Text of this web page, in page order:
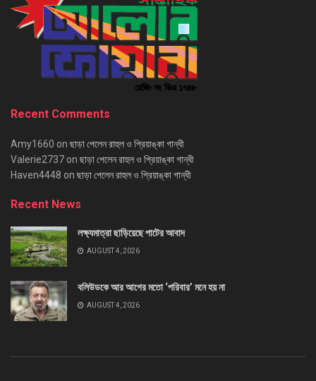
Recent Comments
Amy1660 on ছাড়া পেলেন রাহুল ও প্রিয়াঙ্কা গান্ধী
Valerie2737 on ছাড়া পেলেন রাহুল ও প্রিয়াঙ্কা গান্ধী
Haven4448 on ছাড়া পেলেন রাহুল ও প্রিয়াঙ্কা গান্ধী
Recent News
লক্ষ্যমাত্রা ছাড়িয়েছে পাটের আবাদ
AUGUST 4, 2026
বলিউডকে আর আগের মতো ‘পরিবার’ মনে হয় না
AUGUST 4, 2026